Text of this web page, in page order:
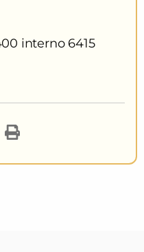
interno 6415
Imprimir curso